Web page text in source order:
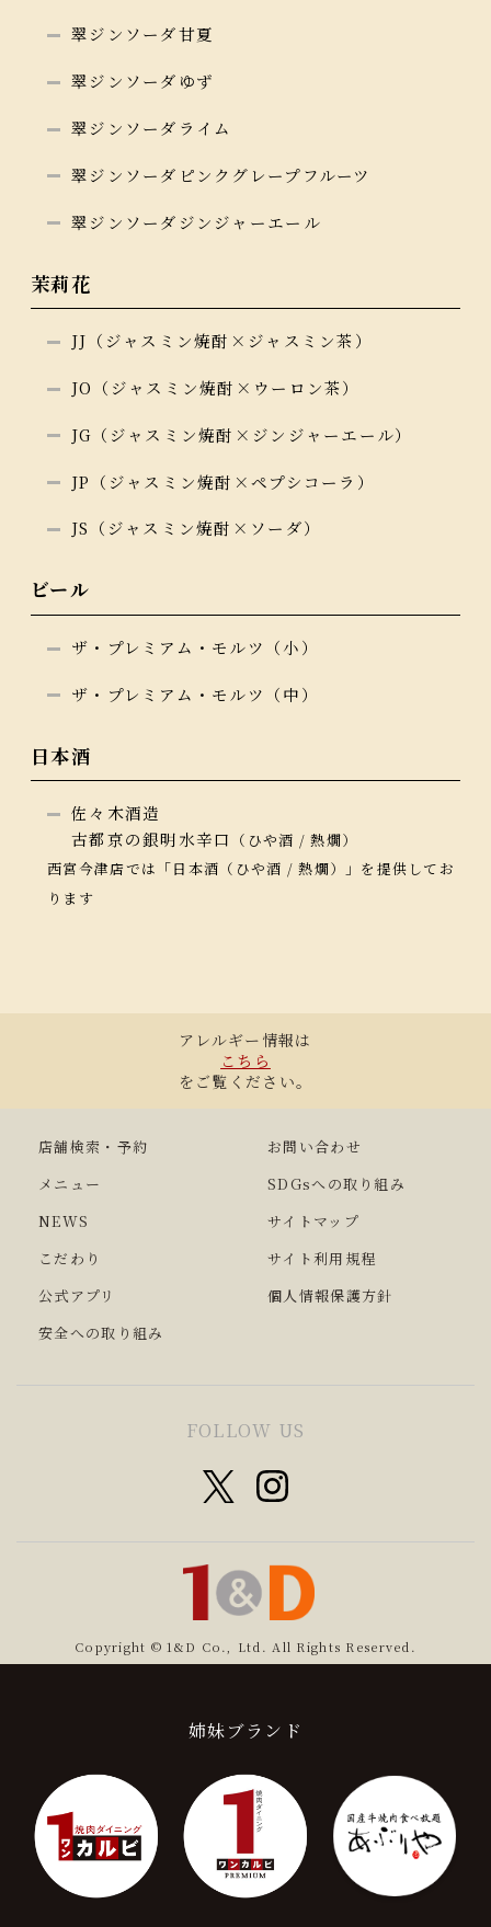
翠ジンソーダ甘夏
翠ジンソーダゆず
翠ジンソーダライム
翠ジンソーダピンクグレープフルーツ
翠ジンソーダジンジャーエール
茉莉花
JJ（ジャスミン焼酎×ジャスミン茶）
JO（ジャスミン焼酎×ウーロン茶）
JG（ジャスミン焼酎×ジンジャーエール）
JP（ジャスミン焼酎×ペプシコーラ）
JS（ジャスミン焼酎×ソーダ）
ビール
ザ・プレミアム・モルツ（小）
ザ・プレミアム・モルツ（中）
日本酒
佐々木酒造
古都京の銀明水辛口 （ひや酒 / 熱燗）
西宮今津店では「日本酒（ひや酒 / 熱燗）」を提供してお
ります
アレルギー情報は
こちら
をご覧ください。
店舗検索・予約
メニュー
NEWS
こだわり
公式アプリ
安全への取り組み
お問い合わせ
SDGsへの取り組み
サイトマップ
サイト利用規程
個人情報保護方針
FOLLOW US
Copyright © 1&D Co., Ltd. All Rights Reserved.
姉妹ブランド